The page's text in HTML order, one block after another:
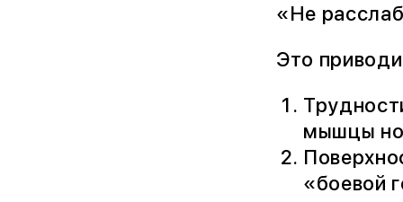
«Не
Это
мышцы
«боевой